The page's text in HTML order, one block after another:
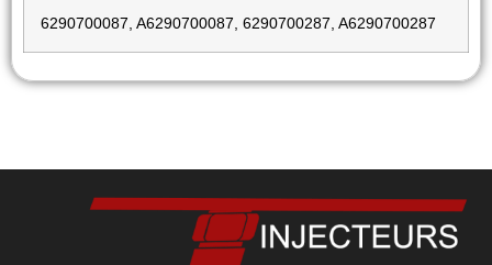
6290700087, A6290700087, 6290700287, A6290700287